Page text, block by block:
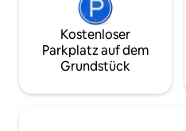
Kostenloser
Parkplatz auf dem
Grundstück